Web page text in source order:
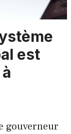
est
gouverneur